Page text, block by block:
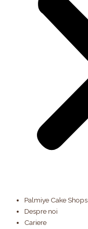
Palmiye Cake Shops
Despre noi
Cariere